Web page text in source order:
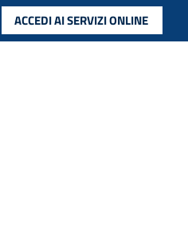
ACCEDI AI SERVIZI ONLINE